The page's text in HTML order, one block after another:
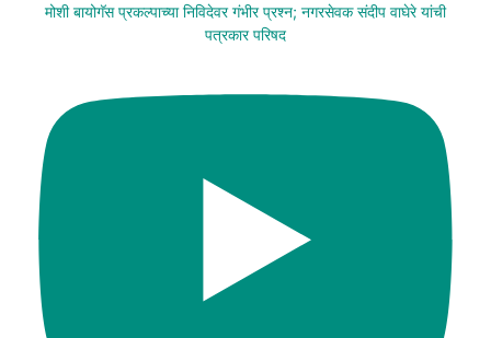
मोशी बायोगॅस प्रकल्पाच्या निविदेवर गंभीर प्रश्न; नगरसेवक संदीप वाघेरे यांची
पत्रकार परिषद